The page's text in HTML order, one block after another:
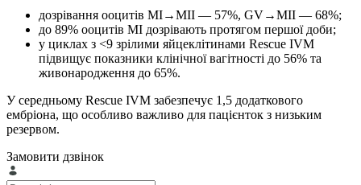
дозрівання ооцитів MI→MII — 57%, GV→MII — 68%;
до 89% ооцитів MI дозрівають протягом першої доби;
у циклах з <9 зрілими яйцеклітинами Rescue IVM
підвищує показники клінічної вагітності до 56% та
живонародження до 65%.
У середньому Rescue IVM забезпечує 1,5 додаткового
ембріона, що особливо важливо для пацієнток з низьким
резервом.
Замовити дзвінок